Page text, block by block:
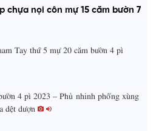
e
d
e
g
%
e
i
chựa nọi côn mự 15 căm bườn 7
Tay thứ 5 mự 20 căm bườn 4 pì
4 pì 2023 – Phủ nhinh phổng xùng
dệt dượn